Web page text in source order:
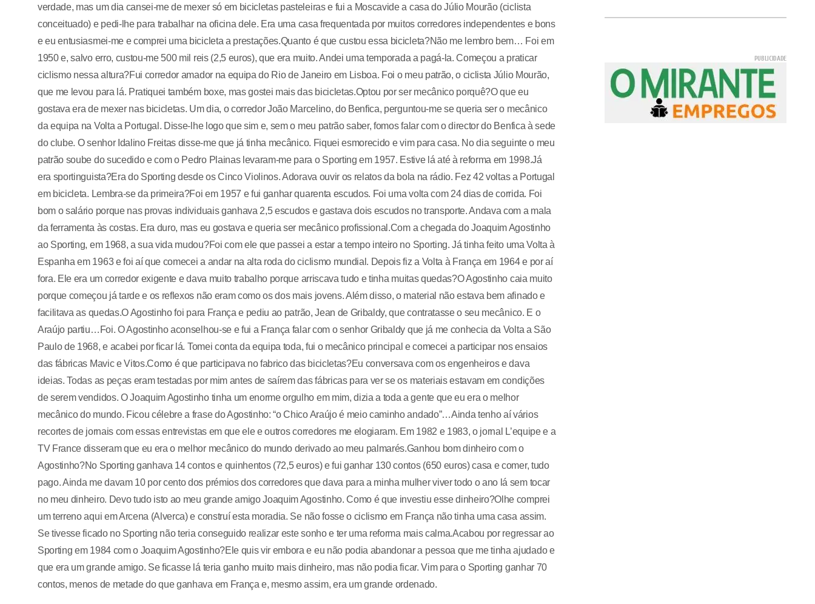
verdade, mas um dia cansei-me de mexer só em bicicletas pasteleiras e fui a Moscavide a casa do Júlio Mourão (ciclista
conceituado) e pedi-lhe para trabalhar na oficina dele. Era uma casa frequentada por muitos corredores independentes e bons
e eu entusiasmei-me e comprei uma bicicleta a prestações.Quanto é que custou essa bicicleta?Não me lembro bem… Foi em
1950 e, salvo erro, custou-me 500 mil reis (2,5 euros), que era muito. Andei uma temporada a pagá-la. Começou a praticar
ciclismo nessa altura?Fui corredor amador na equipa do Rio de Janeiro em Lisboa. Foi o meu patrão, o ciclista Júlio Mourão,
que me levou para lá. Pratiquei também boxe, mas gostei mais das bicicletas.Optou por ser mecânico porquê?O que eu
gostava era de mexer nas bicicletas. Um dia, o corredor João Marcelino, do Benfica, perguntou-me se queria ser o mecânico
da equipa na Volta a Portugal. Disse-lhe logo que sim e, sem o meu patrão saber, fomos falar com o director do Benfica à sede
do clube. O senhor Idalino Freitas disse-me que já tinha mecânico. Fiquei esmorecido e vim para casa. No dia seguinte o meu
patrão soube do sucedido e com o Pedro Plainas levaram-me para o Sporting em 1957. Estive lá até à reforma em 1998.Já
era sportinguista?Era do Sporting desde os Cinco Violinos. Adorava ouvir os relatos da bola na rádio. Fez 42 voltas a Portugal
em bicicleta. Lembra-se da primeira?Foi em 1957 e fui ganhar quarenta escudos. Foi uma volta com 24 dias de corrida. Foi
bom o salário porque nas provas individuais ganhava 2,5 escudos e gastava dois escudos no transporte. Andava com a mala
da ferramenta às costas. Era duro, mas eu gostava e queria ser mecânico profissional.Com a chegada do Joaquim Agostinho
ao Sporting, em 1968, a sua vida mudou?Foi com ele que passei a estar a tempo inteiro no Sporting. Já tinha feito uma Volta à
Espanha em 1963 e foi aí que comecei a andar na alta roda do ciclismo mundial. Depois fiz a Volta à França em 1964 e por aí
fora. Ele era um corredor exigente e dava muito trabalho porque arriscava tudo e tinha muitas quedas?O Agostinho caia muito
porque começou já tarde e os reflexos não eram como os dos mais jovens. Além disso, o material não estava bem afinado e
facilitava as quedas.O Agostinho foi para França e pediu ao patrão, Jean de Gribaldy, que contratasse o seu mecânico. E o
Araújo partiu…Foi. O Agostinho aconselhou-se e fui a França falar com o senhor Gribaldy que já me conhecia da Volta a São
Paulo de 1968, e acabei por ficar lá. Tomei conta da equipa toda, fui o mecânico principal e comecei a participar nos ensaios
das fábricas Mavic e Vitos.Como é que participava no fabrico das bicicletas?Eu conversava com os engenheiros e dava
ideias. Todas as peças eram testadas por mim antes de saírem das fábricas para ver se os materiais estavam em condições
de serem vendidos. O Joaquim Agostinho tinha um enorme orgulho em mim, dizia a toda a gente que eu era o melhor
mecânico do mundo. Ficou célebre a frase do Agostinho: “o Chico Araújo é meio caminho andado”…Ainda tenho aí vários
recortes de jornais com essas entrevistas em que ele e outros corredores me elogiaram. Em 1982 e 1983, o jornal L’equipe e a
TV France disseram que eu era o melhor mecânico do mundo derivado ao meu palmarés.Ganhou bom dinheiro com o
Agostinho?No Sporting ganhava 14 contos e quinhentos (72,5 euros) e fui ganhar 130 contos (650 euros) casa e comer, tudo
pago. Ainda me davam 10 por cento dos prémios dos corredores que dava para a minha mulher viver todo o ano lá sem tocar
no meu dinheiro. Devo tudo isto ao meu grande amigo Joaquim Agostinho. Como é que investiu esse dinheiro?Olhe comprei
um terreno aqui em Arcena (Alverca) e construí esta moradia. Se não fosse o ciclismo em França não tinha uma casa assim.
Se tivesse ficado no Sporting não teria conseguido realizar este sonho e ter uma reforma mais calma.Acabou por regressar ao
Sporting em 1984 com o Joaquim Agostinho?Ele quis vir embora e eu não podia abandonar a pessoa que me tinha ajudado e
que era um grande amigo. Se ficasse lá teria ganho muito mais dinheiro, mas não podia ficar. Vim para o Sporting ganhar 70
contos, menos de metade do que ganhava em França e, mesmo assim, era um grande ordenado.